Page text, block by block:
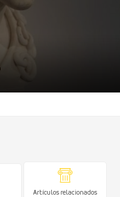
Artículos relacionados